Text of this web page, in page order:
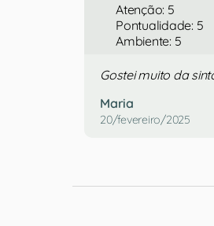
Atenção: 5
Pontualidade: 5
Ambiente: 5
Gostei muito da
Maria
20/fevereiro/2025